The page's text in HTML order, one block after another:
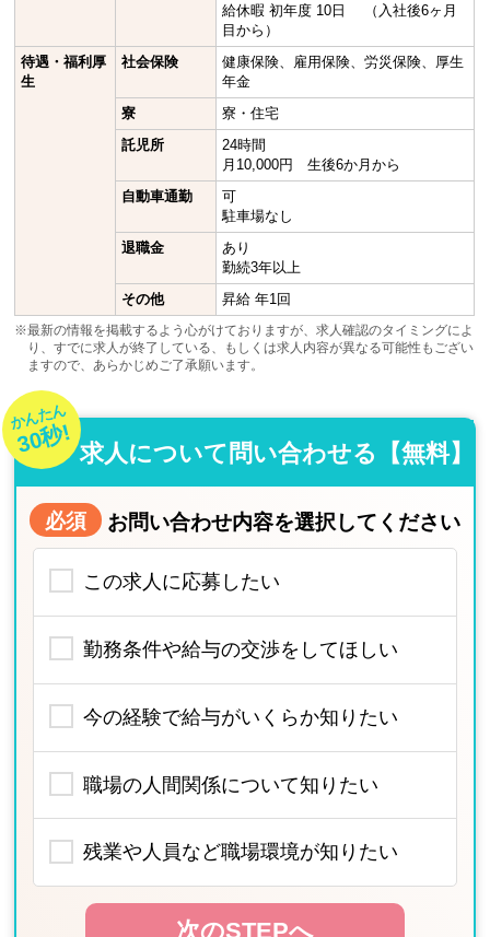
給休暇 初年度 10日 （入社後6ヶ月
目から）
待遇・福利厚
生
社会保険
健康保険、雇用保険、労災保険、厚生
年金
寮
寮・住宅
託児所
24時間
月10,000円 生後6か月から
自動車通勤
可
駐車場なし
退職金
あり
勤続3年以上
その他
昇給 年1回
※最新の情報を掲載するよう心がけておりますが、求人確認のタイミングによ
り、すでに求人が終了している、もしくは求人内容が異なる可能性もござい
ますので、あらかじめご了承願います。
かんたん
30秒! 求人について問い合わせる【無料】
必須 お問い合わせ内容を選択してください
この求人に応募したい
勤務条件や給与の交渉をしてほしい
今の経験で給与がいくらか知りたい
職場の人間関係について知りたい
残業や人員など職場環境が知りたい